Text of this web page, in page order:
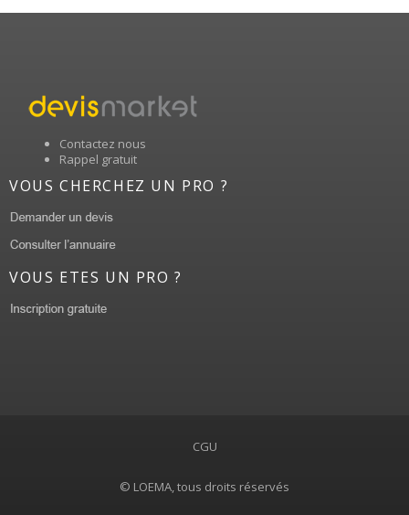
Contactez nous
Rappel gratuit
VOUS CHERCHEZ UN PRO ?
VOUS ETES UN PRO ?
CGU
© LOEMA, tous droits réservés